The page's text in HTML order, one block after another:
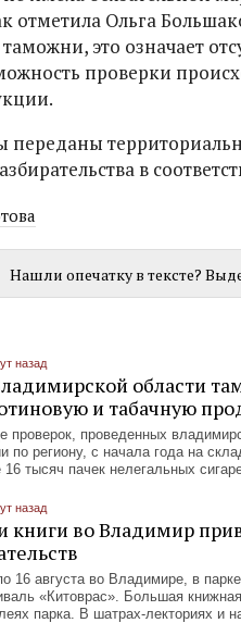
отметила Ольга
это означает
проверки
переданы
в
Нашли опечатку в тексте?
назад
области
и табачную
проверок, проведенных
по региону, с начала года на
16 тысяч пачек нелегальных
назад
книги во Владимир
16 августа во Владимире, в
«Китоврас». Большая
парка. В шатрах-лекториях и